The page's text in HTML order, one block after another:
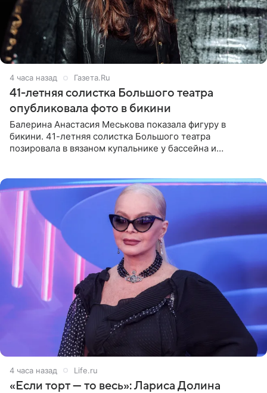
4 часа назад Газета.Ru
41-летняя солистка Большого театра
опубликовала фото в бикини
Балерина Анастасия Меськова показала фигуру в
бикини. 41-летняя солистка Большого театра
позировала в вязаном купальнике у бассейна и
4 часа назад Life.ru
«Если торт — то весь»: Лариса Долина